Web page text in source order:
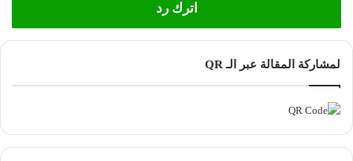
اترك رد
لمشاركة المقالة عبر الـ QR